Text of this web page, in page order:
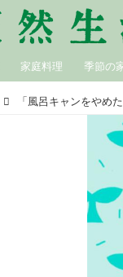
家庭料理 季節の